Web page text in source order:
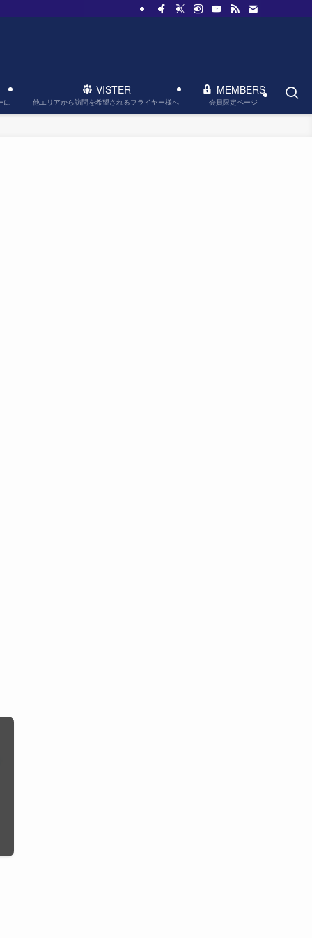
に
VISTER
他エリアから訪問を希望されるフライヤー様へ
MEMBERS
会員限定ページ